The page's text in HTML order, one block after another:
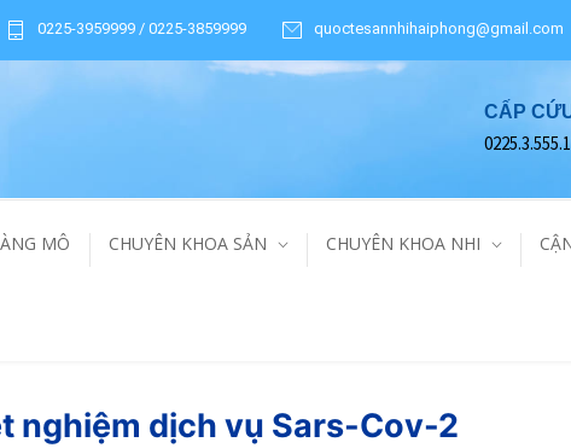
0225-3959999 / 0225-3859999 quoctesannhihaiphong@gmail.com
CẤP
MÔ CHUYÊN KHOA SẢN CHUYÊN KHOA NHI
nghiệm dịch vụ Sars-Cov-2